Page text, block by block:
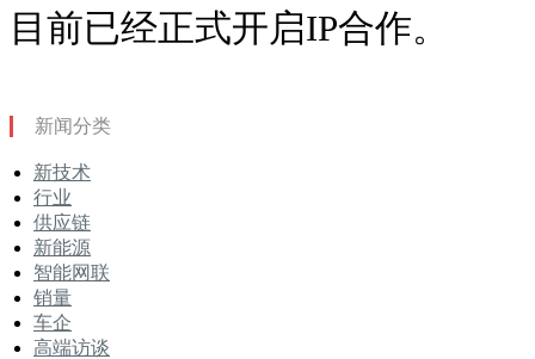
目前已经正式开启IP合作。
新闻分类
新技术
行业
供应链
新能源
智能网联
销量
车企
高端访谈